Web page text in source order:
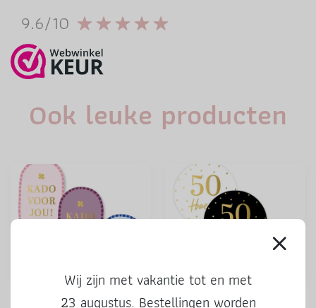
9.6/10
Ook leuke producten
Stickers | Kado voor jou |
Stickers | 50 Hoera | 3 stuks
Wij zijn met vakantie tot en met
23 augustus. Bestellingen worden